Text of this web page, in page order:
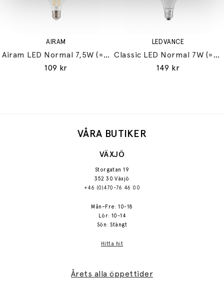
AIRAM
Airam LED Normal 7,5W (=60W) E27
109 kr
LEDVANCE
Classic LED Normal 7W (=60W) E27
149 kr
VÅRA BUTIKER
VÄXJÖ
Storgatan 19
352 30 Växjö
+46 (0)470-76 46 00
Mån–Fre: 10-18
Lör: 10-14
Sön: Stängt
Hitta hit
Årets alla öppettider